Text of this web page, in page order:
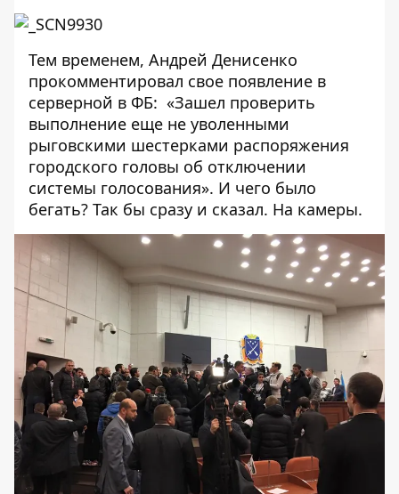
Тем временем, Андрей Денисенко
прокомментировал свое появление в
серверной в ФБ: «Зашел проверить
выполнение еще не уволенными
рыговскими шестерками распоряжения
городского головы об отключении
системы голосования». И чего было
бегать? Так бы сразу и сказал. На камеры.